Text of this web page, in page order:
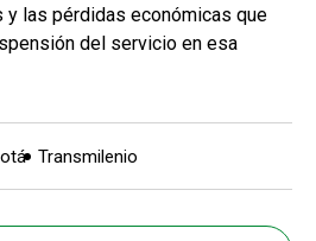
las pérdidas económicas que
del servicio en esa
Transmilenio